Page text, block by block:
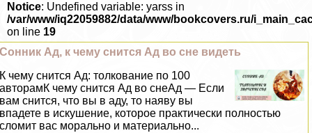
Notice: Undefined variable: yarss in
/var/www/iq22059882/data/www/bookcovers.ru/
on line 19
Сонник Ад, к чему снится Ад во сне видеть
К чему снится Ад: толкование по 100
авторамК чему снится Ад во снеАд — Если
вам снится, что вы в аду, то наяву вы
впадете в искушение, которое пpaктически полностью
сломит вас мopaльно и материально...